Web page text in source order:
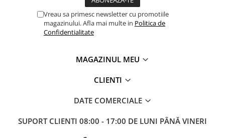
Vreau sa primesc newsletter cu promotiile
magazinului. Afla mai multe in Politica de
Confidentialitate
MAGAZINUL MEU
CLIENTI
DATE COMERCIALE
SUPORT CLIENTI 08:00 - 17:00 DE LUNI PÂNĂ VINERI